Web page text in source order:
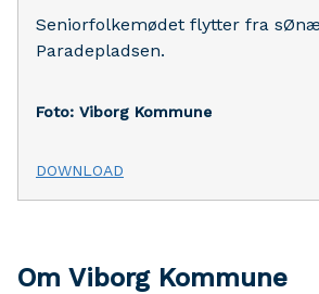
Seniorfolkemødet flytter fra
Paradepladsen.
Foto: Viborg Kommune
DOWNLOAD
Om Viborg Kommune